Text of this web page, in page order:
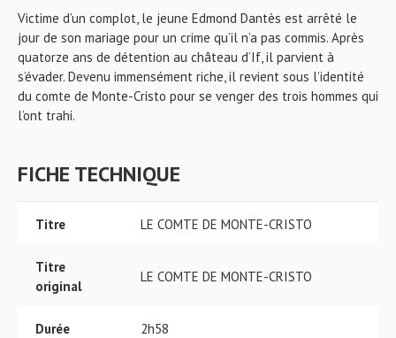
Victime d’un complot, le jeune Edmond Dantès est arrêté le
jour de son mariage pour un crime qu’il n’a pas commis. Après
quatorze ans de détention au château d’If, il parvient à
s’évader. Devenu immensément riche, il revient sous l’identité
du comte de Monte-Cristo pour se venger des trois hommes qui
l’ont trahi.
FICHE TECHNIQUE
Titre LE COMTE DE MONTE-CRISTO
Titre
original
LE COMTE DE MONTE-CRISTO
Durée 2h58